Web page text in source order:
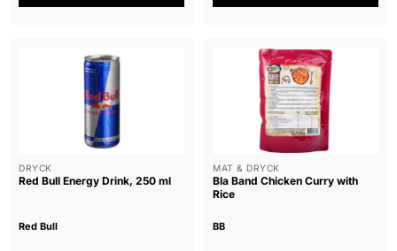
DRYCK
Red Bull Energy Drink, 250 ml
Red Bull
MAT & DRYCK
Bla Band Chicken Curry with
Rice
BB